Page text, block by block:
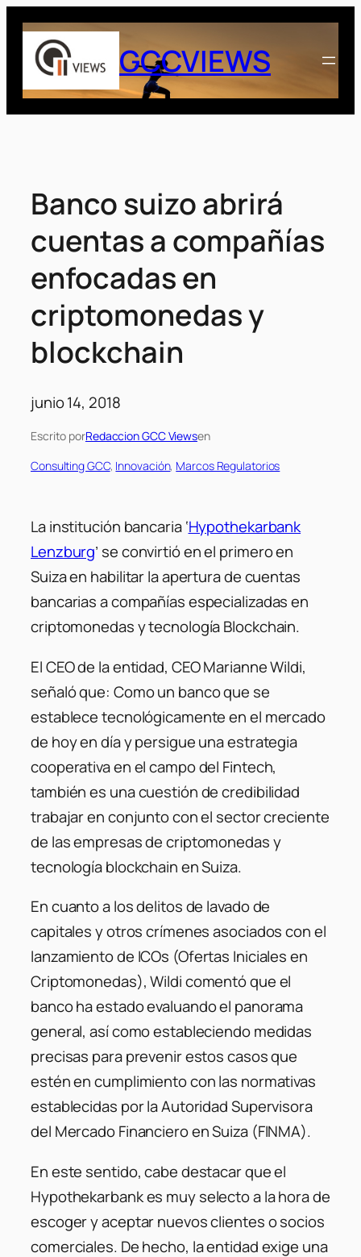
Saltar
contenido
GCCVIEWS
Banco suizo abrirá
cuentas a compañías
enfocadas en
criptomonedas y
blockchain
junio 14, 2018
Escrito porRedaccion GCC Viewsen
Consulting GCC, Innovación, Marcos Regulatorios
La institución bancaria ‘Hypothekarbank
Lenzburg’ se convirtió en el primero en
Suiza en habilitar la apertura de cuentas
bancarias a compañías especializadas en
criptomonedas y tecnología Blockchain.
El CEO de la entidad, CEO Marianne Wildi,
señaló que: Como un banco que se
establece tecnológicamente en el mercado
de hoy en día y persigue una estrategia
cooperativa en el campo del Fintech,
también es una cuestión de credibilidad
trabajar en conjunto con el sector creciente
de las empresas de criptomonedas y
tecnología blockchain en Suiza.
En cuanto a los delitos de lavado de
capitales y otros crímenes asociados con el
lanzamiento de ICOs (Ofertas Iniciales en
Criptomonedas), Wildi comentó que el
banco ha estado evaluando el panorama
general, así como estableciendo medidas
precisas para prevenir estos casos que
estén en cumplimiento con las normativas
establecidas por la Autoridad Supervisora
del Mercado Financiero en Suiza (FINMA).
En este sentido, cabe destacar que el
Hypothekarbank es muy selecto a la hora de
escoger y aceptar nuevos clientes o socios
comerciales. De hecho, la entidad exige una